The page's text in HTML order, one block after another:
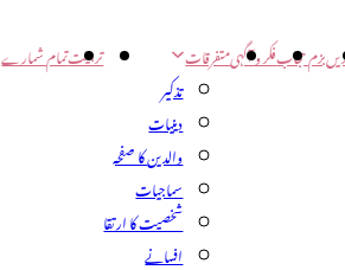
بزم حجابفکر و آگہیمتفرقات
تذکیر
دینیات
والدین کا صفحہ
سماجیات
شخصیت کا ارتقا
افسانے
تربیتتمام شمارے